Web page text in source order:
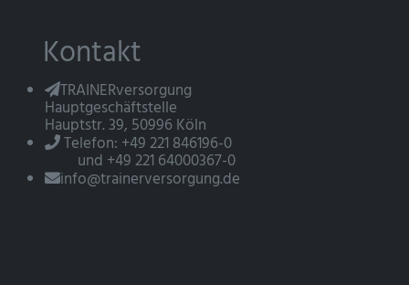
Kontakt
TRAINERversorgung
Hauptgeschäftstelle
Hauptstr. 39, 50996 Köln
Telefon: +49 221 846196-0
und +49 221 64000367-0
info@trainerversorgung.de